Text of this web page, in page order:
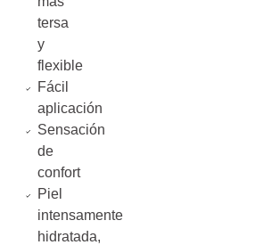
tersa
y
flexible
Fácil
aplicación
Sensación
de
confort
Piel
intensamente
hidratada,